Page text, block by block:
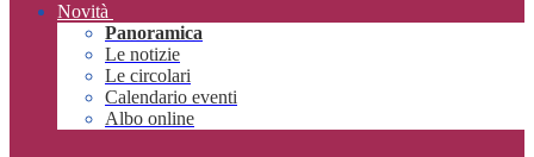
Novità
Panoramica
Le notizie
Le circolari
Calendario eventi
Albo online